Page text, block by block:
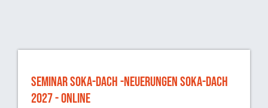
SEMINAR SOKA-DACH -NEUERUNGEN SOKA-DACH
2027 - ONLINE